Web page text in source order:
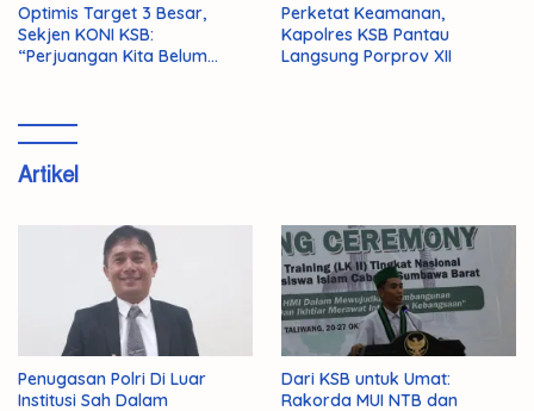
Optimis Target 3 Besar,
Sekjen KONI KSB:
“Perjuangan Kita Belum
Perketat Keamanan,
Kapolres KSB Pantau
Langsung Porprov XII
Artikel
Penugasan Polri Di Luar
Institusi Sah Dalam
Dari KSB untuk Umat:
Rakorda MUI NTB dan